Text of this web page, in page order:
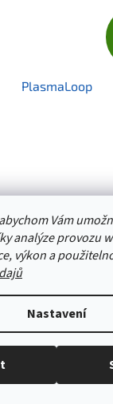
Vám
analýze provozu
výkon a
Nastavení
se :-)
PlasmaLoop
generátor tvaru